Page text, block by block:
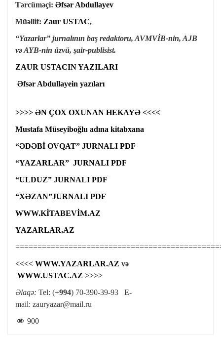
Tərcüməçi: Əfsər Abdullayev
Müəllif: Zaur USTAC,
“Yazarlar” jurnalının baş redaktoru, AVMVİB-nin, AJB
və AYB-nin üzvü, şair-publisist.
ZAUR USTACIN YAZILARI
Əfsər Abdullayein yazıları
>>>> ƏN ÇOX OXUNAN HEKAYƏ <<<<
Mustafa Müseyiboğlu adına kitabxana
“ƏDƏBİ OVQAT” JURNALI PDF
“YAZARLAR” JURNALI PDF
“ULDUZ” JURNALI PDF
“XƏZAN”JURNALI PDF
WWW.KİTABEVİM.AZ
YAZARLAR.AZ
<<<< WWW.YAZARLAR.AZ və
WWW.USTAC.AZ >>>>
Əlaqə: Tel: (+994) 70-390-39-93 E-
mail: zauryazar@mail.ru
900